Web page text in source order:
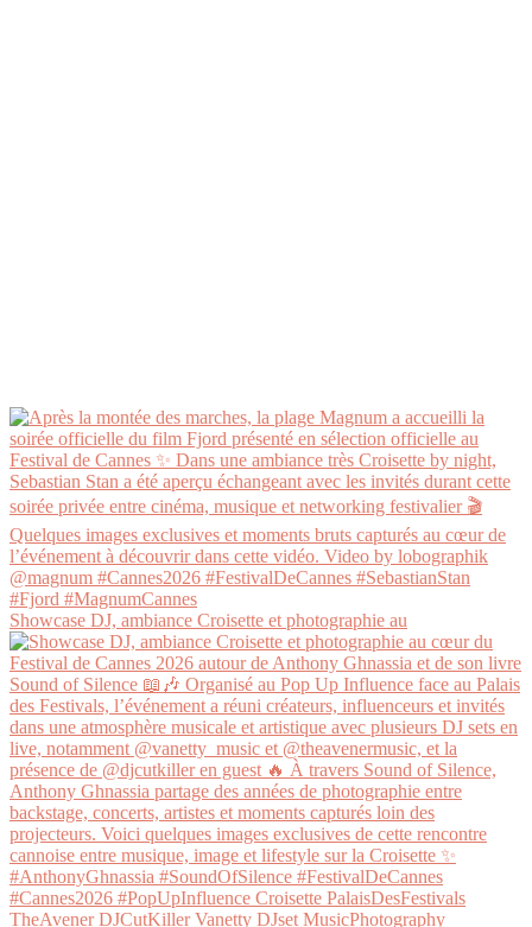
Showcase DJ, ambiance Croisette et photographie au